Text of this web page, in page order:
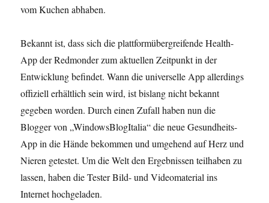
vom Kuchen abhaben.
Bekannt ist, dass sich die plattformübergreifende Health-
App der Redmonder zum aktuellen Zeitpunkt in der
Entwicklung befindet. Wann die universelle App allerdings
offiziell erhältlich sein wird, ist bislang nicht bekannt
gegeben worden. Durch einen Zufall haben nun die
Blogger von „WindowsBlogItalia“ die neue Gesundheits-
App in die Hände bekommen und umgehend auf Herz und
Nieren getestet. Um die Welt den Ergebnissen teilhaben zu
lassen, haben die Tester Bild- und Videomaterial ins
Internet hochgeladen.